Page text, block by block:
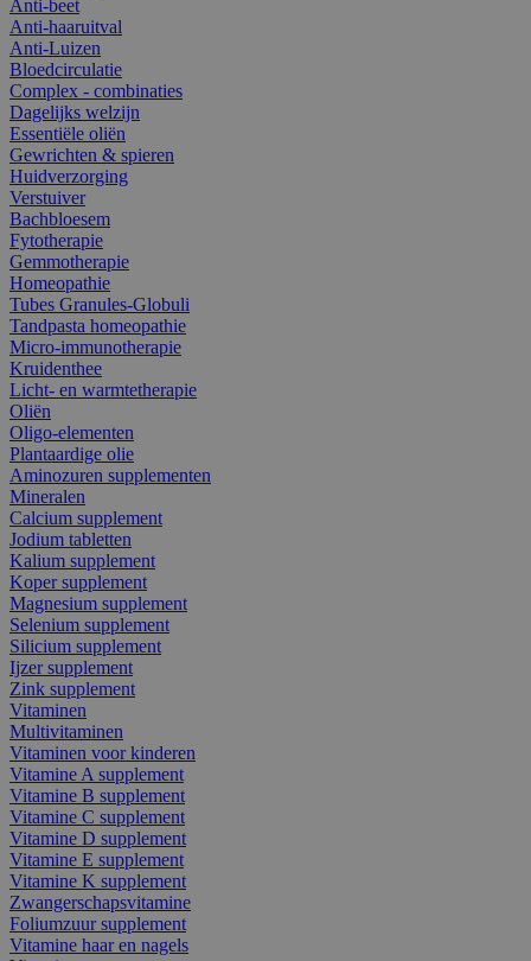
Anti-beet
Anti-haaruitval
Anti-Luizen
Bloedcirculatie
Complex - combinaties
Dagelijks welzijn
Essentiële oliën
Gewrichten & spieren
Huidverzorging
Verstuiver
Bachbloesem
Fytotherapie
Gemmotherapie
Homeopathie
Tubes Granules-Globuli
Tandpasta homeopathie
Micro-immunotherapie
Kruidenthee
Licht- en warmtetherapie
Oliën
Oligo-elementen
Plantaardige olie
Aminozuren supplementen
Mineralen
Calcium supplement
Jodium tabletten
Kalium supplement
Koper supplement
Magnesium supplement
Selenium supplement
Silicium supplement
Ijzer supplement
Zink supplement
Vitaminen
Multivitaminen
Vitaminen voor kinderen
Vitamine A supplement
Vitamine B supplement
Vitamine C supplement
Vitamine D supplement
Vitamine E supplement
Vitamine K supplement
Zwangerschapsvitamine
Foliumzuur supplement
Vitamine haar en nagels